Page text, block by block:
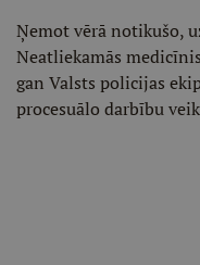
Ņemot vērā notikušo,
Neatliekamās
gan Valsts policijas
procesuālo darbību